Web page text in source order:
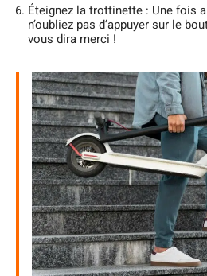
Éteignez la trottinette : Une fois
n’oubliez pas d’appuyer sur le
vous dira merci !